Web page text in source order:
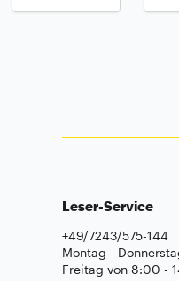
Leser-Service
+49/7243/575-144
Montag -
Freitag von 8:00 -